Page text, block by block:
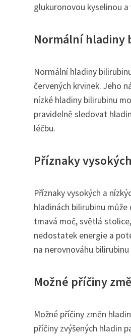
glukuronovou kyselinou
Normální hladiny
Normální hladiny
červených krvinek. Jeho
nízké hladiny bilirubinu
pravidelně sledovat
léčbu.
Příznaky
Příznaky vysokých a
hladinách bilirubinu
tmavá moč, světlá
nedostatek energie a
na nerovnováhu
Možné příčiny
Možné příčiny změn
příčiny zvýšených hladin